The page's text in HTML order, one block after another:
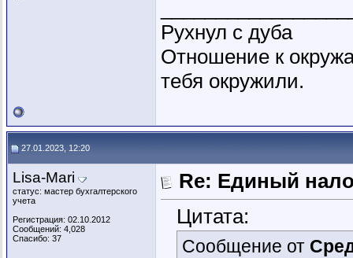
Рухнул с дуба
Отношение к
тебя окружили.
27.01.2023, 12:20
Lisa-Mari
статус: мастер бухгалтерского
учета
Регистрация: 02.10.2012
Сообщений: 4,028
Спасибо: 37
Re: Единый
Цитата:
Сообщение от